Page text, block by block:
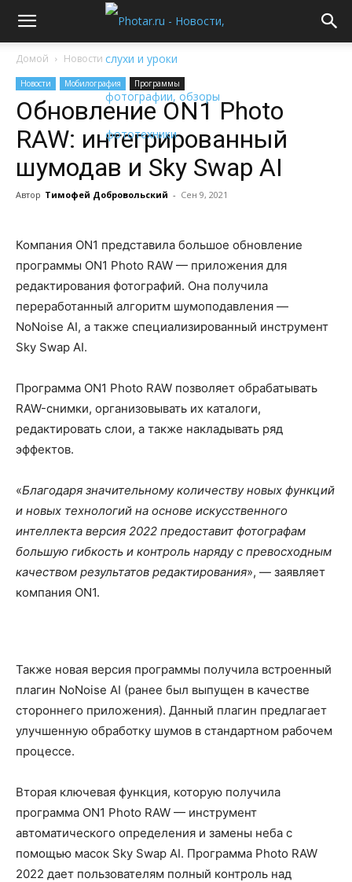
Домой Новости
Новости Мобилография Программы
Обновление ON1 Photo
RAW: интегрированный
шумодав и Sky Swap AI
Автор Тимофей Добровольский - Сен 9, 2021
Компания ON1 представила большое обновление
программы ON1 Photo RAW — приложения для
редактирования фотографий. Она получила
переработанный алгоритм шумоподавления —
NoNoise AI, а также специализированный инструмент
Sky Swap AI.
Программа ON1 Photo RAW позволяет обрабатывать
RAW-снимки, организовывать их каталоги,
редактировать слои, а также накладывать ряд
эффектов.
«Благодаря значительному количеству новых функций
и новых технологий на основе искусственного
интеллекта версия 2022 предоставит фотографам
большую гибкость и контроль наряду с превосходным
качеством результатов редактирования», — заявляет
компания ON1.
Также новая версия программы получила встроенный
плагин NoNoise AI (ранее был выпущен в качестве
стороннего приложения). Данный плагин предлагает
улучшенную обработку шумов в стандартном рабочем
процессе.
Вторая ключевая функция, которую получила
программа ON1 Photo RAW — инструмент
автоматического определения и замены неба с
помощью масок Sky Swap AI. Программа Photo RAW
2022 дает пользователям полный контроль над